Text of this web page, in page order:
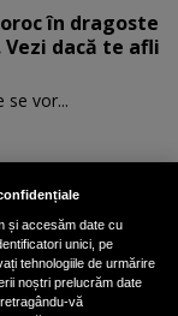
în dragoste
dacă te afli
se vor...
un mesaj
pe 30
te afli printre
și accesăm date cu
unici, pe
tehnologiile de urmărire
noștri prelucrăm date
vă